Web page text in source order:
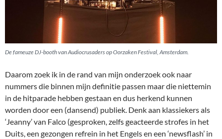
De fameuze DJ-booth van Audiocrusaders op Oorzaken Festival, Amsterdam.
Daarom zoek ik in de rand van mijn onderzoek ook naar
nummers die binnen mijn definitie passen maar die niettemin
in de hitparade hebben gestaan en dus herkend kunnen
worden door een (dansend) publiek. Denk aan klassiekers als
‘Jeanny’ van Falco (gesproken, zelfs geacteerde strofes in het
Duits, een gezongen refrein in het Engels en een ‘newsflash’ in